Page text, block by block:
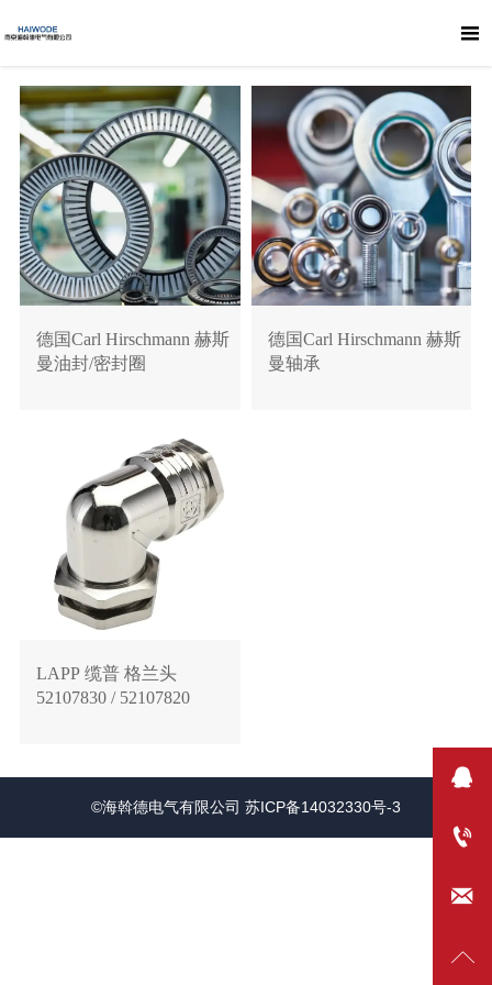

德国Carl Hirschmann 赫斯
曼油封/密封圈
德国Carl Hirschmann 赫斯
曼轴承
LAPP 缆普 格兰头
52107830 / 52107820
©海斡德电气有限公司 苏ICP备14032330号-3



